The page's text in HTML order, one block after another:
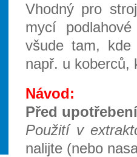
Vhodný pro
mycí
všude tam, kde
např. u koberců,
Návod:
Před
Použití v
nalijte (nebo